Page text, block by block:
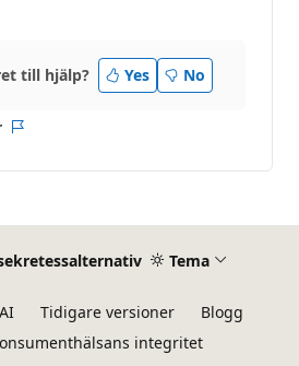
till hjälp? Yes No
Tema
Tidigare versioner
Blogg
integritet